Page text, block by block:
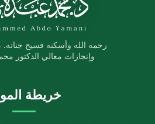
رحمه الله وأسكنه فسيح
وإنجازات معالي الدكتور
خريطة